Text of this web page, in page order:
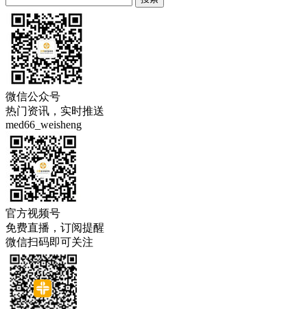
微信公众号
热门资讯，实时推送
med66_weisheng
官方视频号
免费直播，订阅提醒
微信扫码即可关注